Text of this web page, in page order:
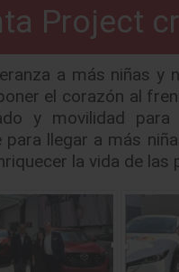
Project
a más niñas
el corazón al
y movilidad
llegar a más
la vida de las